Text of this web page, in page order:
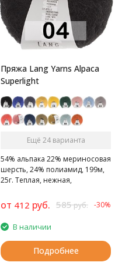
Пряжа Lang Yarns Alpaca
Superlight
Ещё 24 варианта
54% альпака 22% мериносовая
шерсть, 24% полиамид, 199м,
25г. Теплая, нежная,
от 412 руб. 585руб. -30%
В наличии
Подробнее